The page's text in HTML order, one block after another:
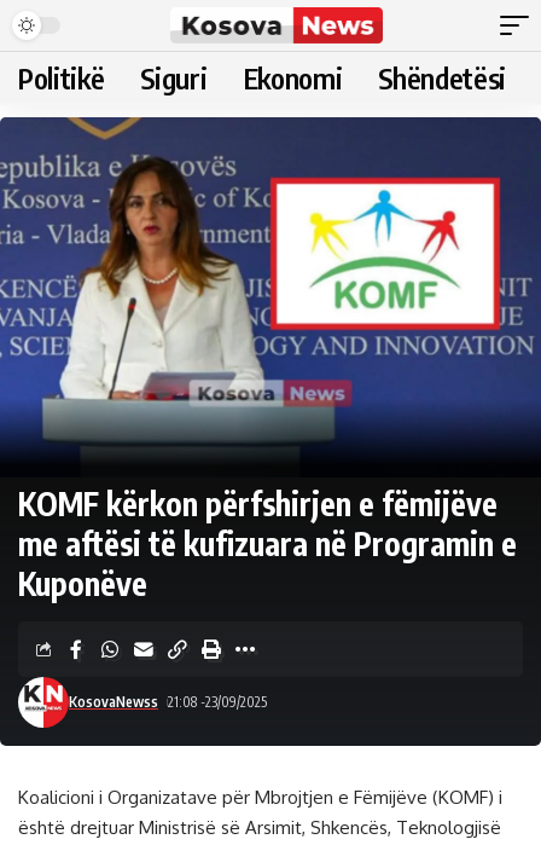
Politikë Siguri Ekonomi Shëndetësi
KOMF kërkon përfshirjen e fëmijëve
me aftësi të kufizuara në Programin e
Kuponëve
KosovaNewss 21:08 -23/09/2025
Koalicioni i Organizatave për Mbrojtjen e Fëmijëve (KOMF) i
është drejtuar Ministrisë së Arsimit, Shkencës, Teknologjisë